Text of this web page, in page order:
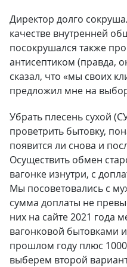
Директор долго
качестве внутренней
посокрушался также
антисептиком (правда,
сказал, что «мы своих
предложил мне на
Убрать плесень сухой
проветрить бытовку,
появится ли снова и
Осуществить обмен
вагонке изнутри, с
Мы посоветовались с
сумма доплаты не
них на сайте 2021 года
вагонковой бытовками
прошлом году плюс
выберем второй